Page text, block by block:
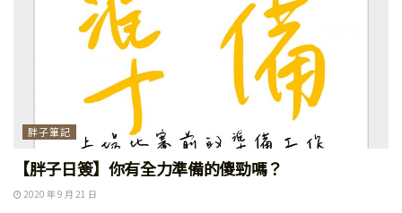
胖子筆記
【胖子日簽】你有全力準備的傻勁嗎？
2020 年 9 月 21 日